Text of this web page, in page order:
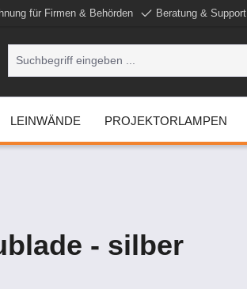
für Firmen & Behörden Beratung & Support
LEINWÄNDE PROJEKTORLAMPEN
- silber